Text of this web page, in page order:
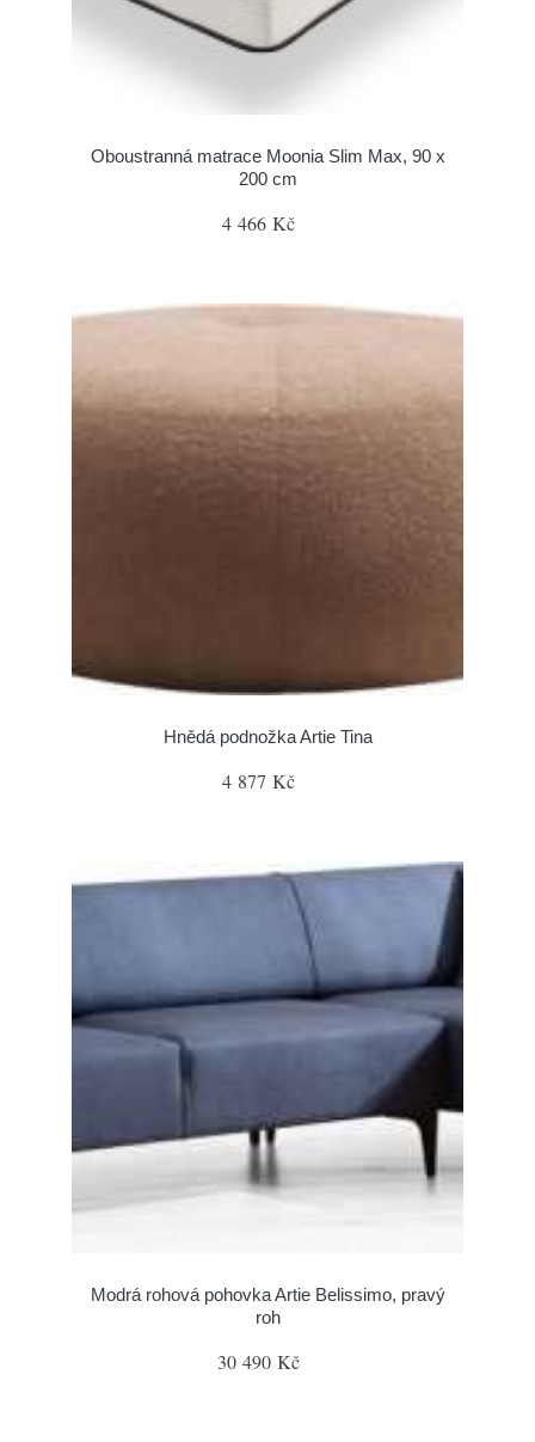
Oboustranná matrace Moonia Slim Max, 90 x
200 cm
4 466 Kč
Hnědá podnožka Artie Tina
4 877 Kč
Modrá rohová pohovka Artie Belissimo, pravý
roh
30 490 Kč